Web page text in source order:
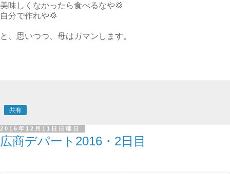
美味しくなかったら食べるなや💢
自分で作れや💢
と、思いつつ、母はガマンします。
共有
2016年12月11日日曜日
広商デパート2016・2日目